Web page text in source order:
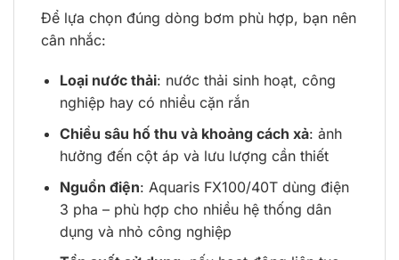
Để lựa chọn đúng dòng bơm phù hợp, bạn nên
cân nhắc:
Loại nước thải: nước thải sinh hoạt, công
nghiệp hay có nhiều cặn rắn
Chiều sâu hố thu và khoảng cách xả: ảnh
hưởng đến cột áp và lưu lượng cần thiết
Nguồn điện: Aquaris FX100/40T dùng điện
3 pha – phù hợp cho nhiều hệ thống dân
dụng và nhỏ công nghiệp